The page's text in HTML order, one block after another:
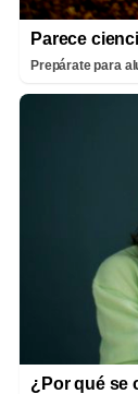
Parece
Prepárate para
¿Por qué se